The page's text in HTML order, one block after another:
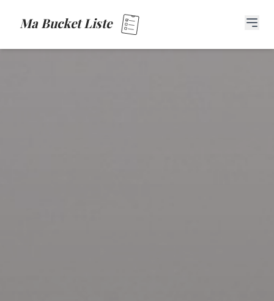
Ma Bucket Liste